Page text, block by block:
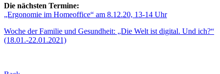
Die nächsten Termine:
„Ergonomie im Homeoffice“ am 8.12.20, 13-14 Uhr
Woche der Familie und Gesundheit: „Die Welt ist digital. Und ich?“
(18.01.-22.01.2021)